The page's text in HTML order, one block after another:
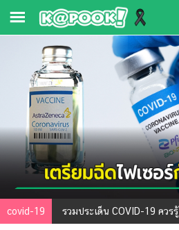
ข่าว-
ความ
ข่าว
ข่าว
บันเทิง
ตรวจ
หวย
covid-19 รวมประเด็น COVID-19 ควรรู้